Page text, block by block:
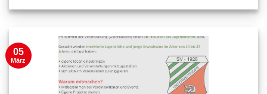
05
März